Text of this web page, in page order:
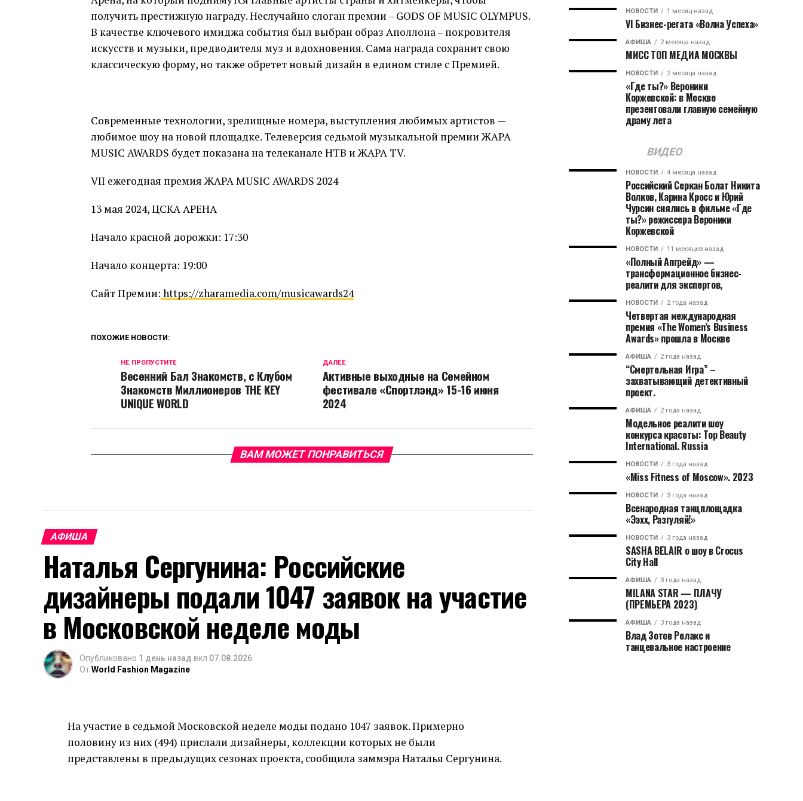
получить престижную награду. Неслучайно слоган премии – GODS OF MUSIC OLYMPUS.
В качестве ключевого имиджа события был выбран образ Аполлона – покровителя
искусств и музыки, предводителя муз и вдохновения. Сама награда сохранит свою
классическую форму, но также обретет новый дизайн в едином стиле с Премией.
Современные технологии, зрелищные номера, выступления любимых артистов —
любимое шоу на новой площадке. Телеверсия седьмой музыкальной премии ЖАРА
MUSIC AWARDS будет показана на телеканале НТВ и ЖАРА TV.
VII ежегодная премия ЖАРА MUSIC AWARDS 2024
13 мая 2024, ЦСКА АРЕНА
Начало красной дорожки: 17:30
Начало концерта: 19:00
Сайт Премии: https://zharamedia.com/musicawards24
ПОХОЖИЕ НОВОСТИ:
ДАЛЕЕ
Активные выходные на Семейном
фестивале «Спортлэнд» 15-16 июня
2024
НЕ ПРОПУСТИТЕ
Весенний Бал Знакомств, с Клубом
Знакомств Миллионеров THE KEY
UNIQUE WORLD
ВАМ МОЖЕТ ПОНРАВИТЬСЯ
АФИША
Наталья Сергунина: Российские
дизайнеры подали 1047 заявок на участие
в Московской неделе моды
Опубликовано 1 день назад вкл 07.08.2026
ОтWorld Fashion Magazine
На участие в седьмой Московской неделе моды подано 1047 заявок. Примерно
половину из них (494) прислали дизайнеры, коллекции которых не были
представлены в предыдущих сезонах проекта, сообщила заммэра Наталья Сергунина.
НОВОСТИ 1 месяц назад
VI Бизнес-регата «Волна Успеха»
АФИША 2 месяца назад
МИСС ТОП МЕДИА МОСКВЫ
НОВОСТИ 2 месяца назад
«Где ты?» Вероники
Коржевской: в Москве
презентовали главную семейную
драму лета
ВИДЕО
НОВОСТИ 4 месяца назад
Российский Серкан Болат Никита
Волков, Карина Кросс и Юрий
Чурсин снялись в фильме «Где
ты?» режиссера Вероники
Коржевской
НОВОСТИ 11 месяцев назад
«Полный Апгрейд» —
трансформационное бизнес-
реалити для экспертов,
НОВОСТИ 2 года назад
Четвертая международная
премия «The Women’s Business
Awards» прошла в Москве
АФИША 2 года назад
“Смертельная Игра” –
захватывающий детективный
проект.
АФИША 2 года назад
Модельное реалити шоу
конкурса красоты: Top Beauty
International. Russia
НОВОСТИ 3 года назад
«Miss Fitness of Moscow». 2023
НОВОСТИ 3 года назад
Всенародная танцплощадка
«Ээхх, Разгуляй!»
НОВОСТИ 3 года назад
SASHA BELAIR о шоу в Crocus
City Hall
АФИША 3 года назад
MILANA STAR — ПЛАЧУ
(ПРЕМЬЕРА 2023)
АФИША 3 года назад
Влад Зотов Релакс и
танцевальное настроение